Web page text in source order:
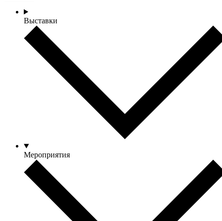
Выставки
Мероприятия